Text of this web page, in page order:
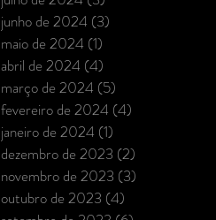
junho de 2024 (3)
maio de 2024 (1)
abril de 2024 (4)
março de 2024 (5)
fevereiro de 2024 (4)
janeiro de 2024 (1)
dezembro de 2023 (2)
novembro de 2023 (3)
outubro de 2023 (4)